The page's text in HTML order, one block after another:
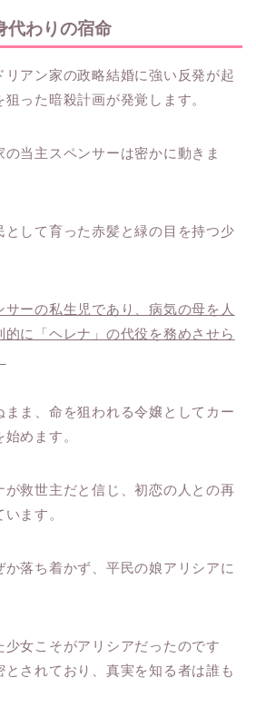
わりの宿命
リアン家の政略結婚に強い反発が起
った暗殺計画が発覚します。
当主スペンサーは密かに動きま
して育った赤髪と緑の目を持つ少
ーの私生児であり、病気の母を人
に「ヘレナ」の代役を務めさせら
まま、命を狙われる令嬢としてカー
めます。
救世主だと信じ、初恋の人との再
ます。
か落ち着かず、平民の娘アリシアに
女こそがアリシアだったのです
されており、真実を知る者は誰も